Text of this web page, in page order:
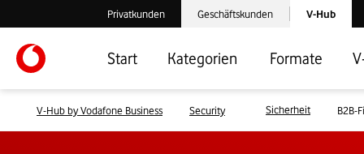
Verlassen der V-Hub Webseite: Zum Privatkundenbereich
Privatkunden Verlassen der V-Hub Webseite: Zum
Geschäftskunden Laden der
V-Hub
Start Kategorien Formate
V-Hub by Vodafone Business Security Sicherheit B2B-